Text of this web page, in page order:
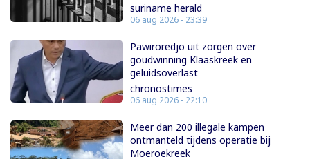
suriname herald
06 aug 2026 - 23:39
Pawiroredjo uit zorgen over
goudwinning Klaaskreek en
geluidsoverlast
chronostimes
06 aug 2026 - 22:10
Meer dan 200 illegale kampen
ontmanteld tijdens operatie bij
Moeroekreek